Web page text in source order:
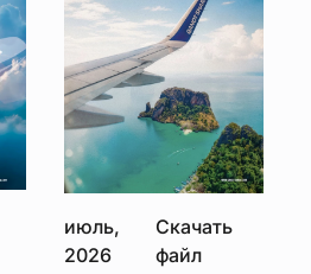
июль,
2026
Скачать
файл